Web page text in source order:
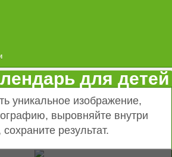
для детей
уникальное изображение,
выровняйте внутри
результат.